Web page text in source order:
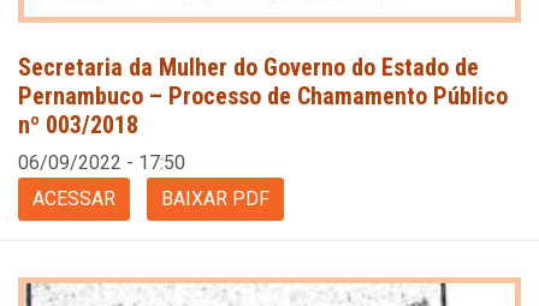
Secretaria da Mulher do Governo do Estado de
Pernambuco – Processo de Chamamento Público
nº 003/2018
06/09/2022 - 17:50
ACESSAR
BAIXAR PDF